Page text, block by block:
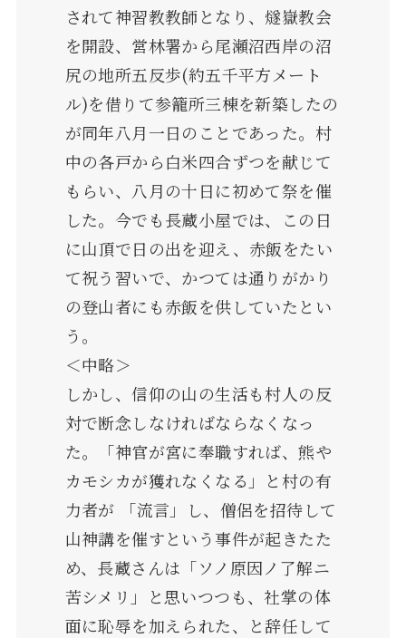
されて神習教教師となり、燧嶽教会
を開設、営林署から尾瀬沼西岸の沼
尻の地所五反歩(約五千平方メート
ル)を借りて参籠所三棟を新築したの
が同年八月一日のことであった。村
中の各戸から白米四合ずつを献じて
もらい、八月の十日に初めて祭を催
した。今でも長蔵小屋では、この日
に山頂で日の出を迎え、赤飯をたい
て祝う習いで、かつては通りがかり
の登山者にも赤飯を供していたとい
う。
＜中略＞
しかし、信仰の山の生活も村人の反
対で断念しなければならなくなっ
た。「神官が宮に奉職すれば、熊や
カモシカが獲れなくなる」と村の有
力者が 「流言」し、僧侶を招待して
山神講を催すという事件が起きたた
め、長蔵さんは「ソノ原因ノ了解ニ
苦シメリ」と思いつつも、社掌の体
面に恥辱を加えられた、と辞任して